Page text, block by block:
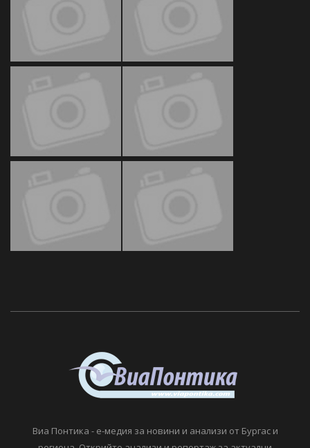
Виа Понтика - е-медия за новини и анализи от Бургас и